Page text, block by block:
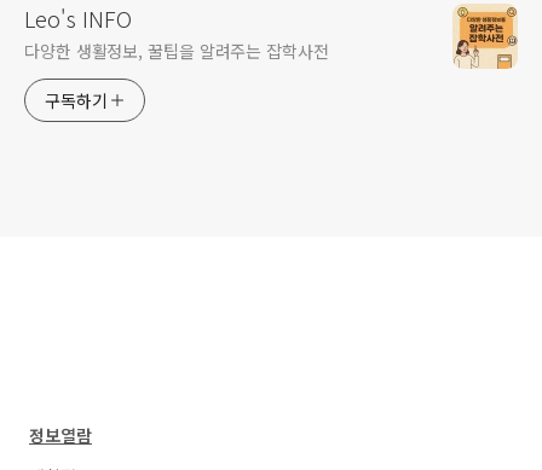
Leo's INFO
다양한 생활정보, 꿀팁을 알려주는 잡학사전
구독하기
정보열람